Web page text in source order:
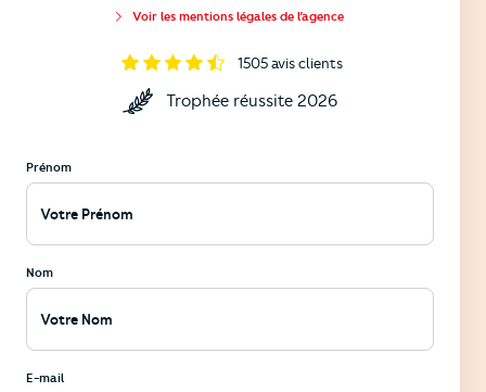
Voir les mentions légales de l’agence
1505avis clients
Trophée réussite 2026
Prénom
Nom
E-mail